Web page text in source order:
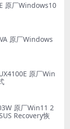
原厂Windows10
原厂Windows
原厂Win
原厂Win11 2
Recovery恢